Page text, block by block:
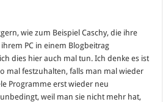
wie zum Beispiel Caschy, die ihre
PC in einem Blogbeitrag
dies hier auch mal tun. Ich denke es ist
mal festzuhalten, falls man mal wieder
Programme erst wieder neu
weil man sie nicht mehr hat,